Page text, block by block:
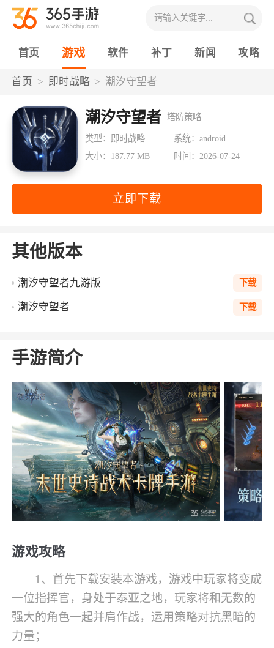
首页 游戏 软件 补丁 新闻 攻略
首页 即时战略 潮汐守望者
潮汐守望者 塔防策略
类型：即时战略
系统：android
大小：187.77 MB
时间：2026-07-24
立即下载
其他版本
潮汐守望者九游版 下载
潮汐守望者 下载
手游简介
游戏攻略
1、首先下载安装本游戏，游戏中玩家将变成
一位指挥官，身处于泰亚之地，玩家将和无数的
强大的角色一起并肩作战，运用策略对抗黑暗的
力量；